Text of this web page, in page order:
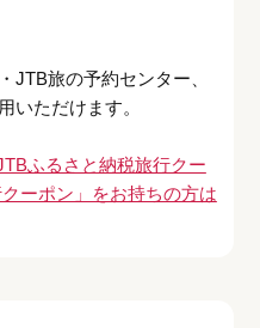
旅の予約センター、
いただけます。
ふるさと納税旅行クー
ーポン」をお持ちの方は